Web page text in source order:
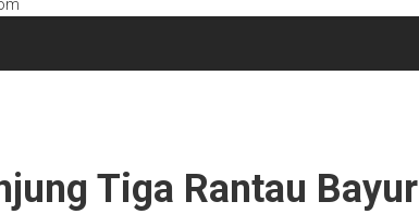
Tiga Rantau Bayur